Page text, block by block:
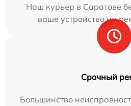
Наш курьер в Саратове
ваше устройство на
Срочный
Большинство